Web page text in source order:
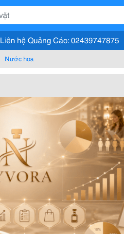
Liên hệ Quảng Cáo: 02439747875
Nước hoa